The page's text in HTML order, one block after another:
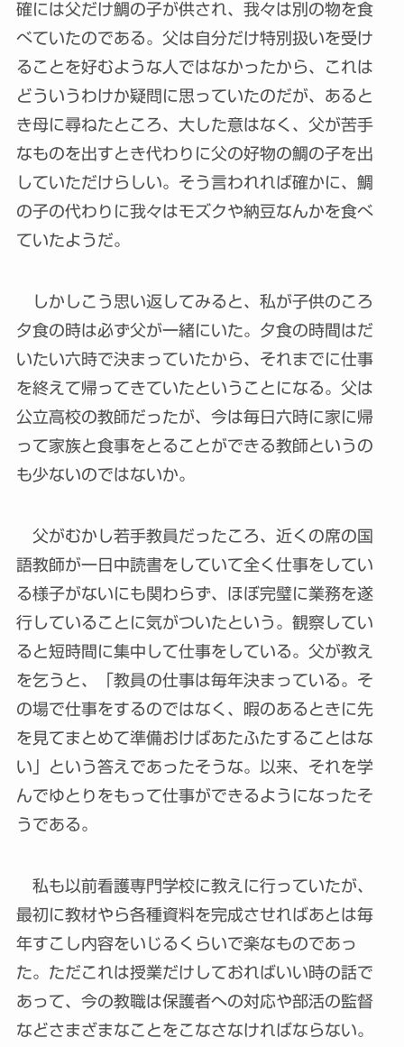
確には父だけ鯛の子が供され、我々は別の物を食
べていたのである。父は自分だけ特別扱いを受け
ることを好むような人ではなかったから、これは
どういうわけか疑問に思っていたのだが、あると
き母に尋ねたところ、大した意はなく、父が苦手
なものを出すとき代わりに父の好物の鯛の子を出
していただけらしい。そう言われれば確かに、鯛
の子の代わりに我々はモズクや納豆なんかを食べ
ていたようだ。
しかしこう思い返してみると、私が子供のころ
夕食の時は必ず父が一緒にいた。夕食の時間はだ
いたい六時で決まっていたから、それまでに仕事
を終えて帰ってきていたということになる。父は
公立高校の教師だったが、今は毎日六時に家に帰
って家族と食事をとることができる教師というの
も少ないのではないか。
父がむかし若手教員だったころ、近くの席の国
語教師が一日中読書をしていて全く仕事をしてい
る様子がないにも関わらず、ほぼ完璧に業務を遂
行していることに気がついたという。観察してい
ると短時間に集中して仕事をしている。父が教え
を乞うと、「教員の仕事は毎年決まっている。そ
の場で仕事をするのではなく、暇のあるときに先
を見てまとめて準備おけばあたふたすることはな
い」という答えであったそうな。以来、それを学
んでゆとりをもって仕事ができるようになったそ
うである。
私も以前看護専門学校に教えに行っていたが、
最初に教材やら各種資料を完成させればあとは毎
年すこし内容をいじるくらいで楽なものであっ
た。ただこれは授業だけしておればいい時の話で
あって、今の教職は保護者への対応や部活の監督
などさまざまなことをこなさなければならない。